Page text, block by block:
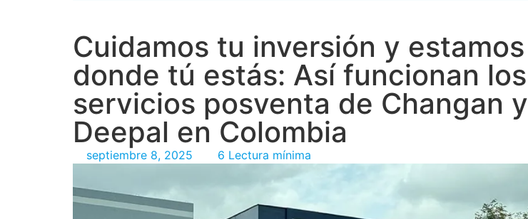
Cuidamos tu inversión y estamos
donde tú estás: Así funcionan los
servicios posventa de Changan y
Deepal en Colombia
septiembre 8, 2025 6 Lectura mínima